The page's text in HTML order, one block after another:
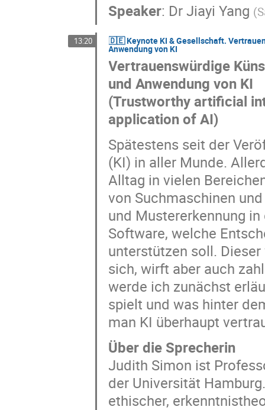
Speaker: Dr Jiayi Yang (
13:20 🇩🇪 Keynote KI & Gesellschaft.
Anwendung von KI
Vertrauenswürdige
und Anwendung von KI
(Trustworthy artificial
application of AI)
Spätestens seit der
(KI) in aller Munde.
Alltag in vielen
von Suchmaschinen
und Mustererkennung
Software, welche
unterstützen soll.
sich, wirft aber auch
werde ich zunächst
spielt und was hinter
man KI überhaupt
Über die Sprecherin
Judith Simon ist
der Universität
ethischer,